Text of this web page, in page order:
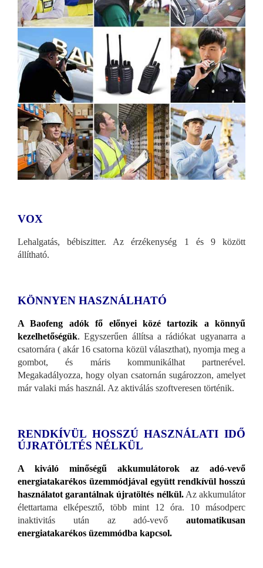
VOX
Lehalgatás, bébiszitter. Az érzékenység 1 és 9 között
állítható.
KÖNNYEN HASZNÁLHATÓ
A Baofeng adók fő előnyei közé tartozik a könnyű
kezelhetőségük. Egyszerűen állítsa a rádiókat ugyanarra a
csatornára ( akár 16 csatorna közül választhat), nyomja meg a
gombot, és máris kommunikálhat partnerével.
Megakadályozza, hogy olyan csatornán sugározzon, amelyet
már valaki más használ. Az aktiválás szoftveresen történik.
RENDKÍVÜL HOSSZÚ HASZNÁLATI IDŐ
ÚJRATÖLTÉS NÉLKÜL
A kiváló minőségű akkumulátorok az adó-vevő
energiatakarékos üzemmódjával együtt rendkívül hosszú
használatot garantálnak újratöltés nélkül.Az akkumulátor
élettartama elképesztő, több mint 12 óra. 10 másodperc
inaktivitás után az adó-vevő automatikusan
energiatakarékos üzemmódba kapcsol.